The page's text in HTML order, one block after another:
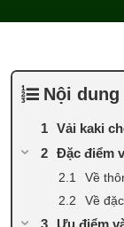
Nội
Vải kaki
Đặc điểm
Về
Về
Ưu điểm